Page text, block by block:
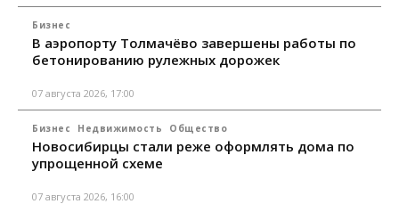
Бизнес
В аэропорту Толмачёво завершены работы по
бетонированию рулежных дорожек
07 августа 2026, 17:00
Бизнес Недвижимость Общество
Новосибирцы стали реже оформлять дома по
упрощенной схеме
07 августа 2026, 16:00